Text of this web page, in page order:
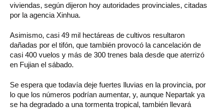
viviendas, según dijeron hoy autoridades provinciales, citadas
por la agencia Xinhua.
Asimismo, casi 49 mil hectáreas de cultivos resultaron
dañadas por el tifón, que también provocó la cancelación de
casi 400 vuelos y más de 300 trenes bala desde que aterrizó
en Fujian el sábado.
Se espera que todavía deje fuertes lluvias en la provincia, por
lo que los números podrían aumentar, y, aunque Nepartak ya
se ha degradado a una tormenta tropical, también llevará